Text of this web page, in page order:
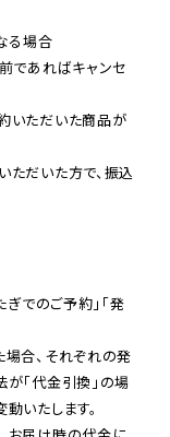
る場合
であればキャンセ
いただいた商品が
ただいた方で、振込
ぎでのご予約」「発
合、それぞれの発
「代金引換」の場